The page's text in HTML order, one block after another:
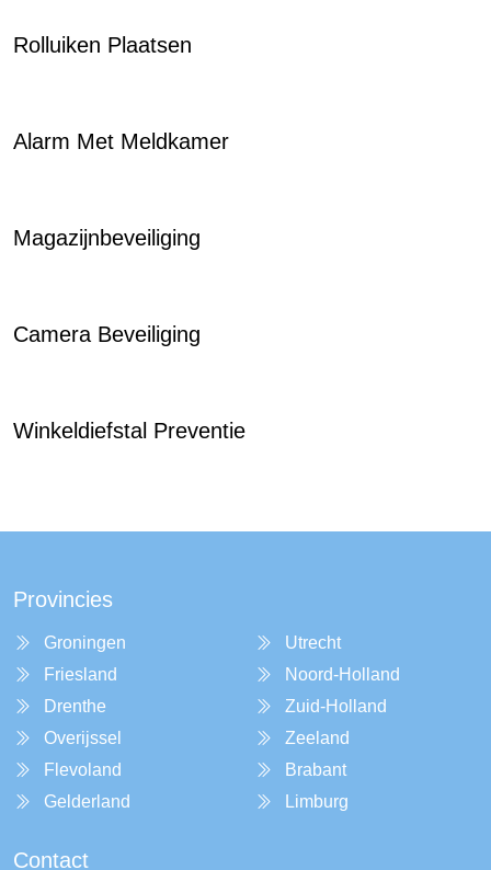
Rolluiken Plaatsen
Alarm Met Meldkamer
Magazijnbeveiliging
Camera Beveiliging
Winkeldiefstal Preventie
Provincies
Groningen
Friesland
Drenthe
Overijssel
Flevoland
Gelderland
Utrecht
Noord-Holland
Zuid-Holland
Zeeland
Brabant
Limburg
Contact